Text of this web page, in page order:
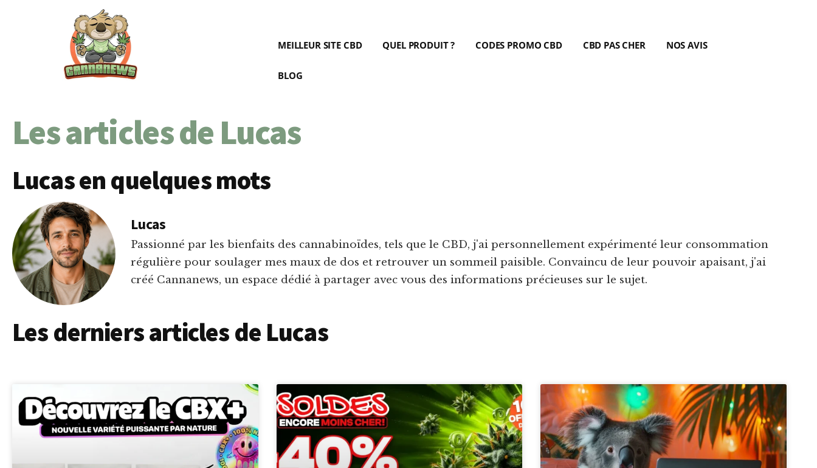
MEILLEUR SITE CBD QUEL PRODUIT ? CODES PROMO CBD CBD PAS CHER NOS AVIS
BLOG
Les articles de Lucas
Lucas en quelques mots
Lucas
Passionné par les bienfaits des cannabinoïdes, tels que le CBD, j'ai personnellement expérimenté leur consommation
régulière pour soulager mes maux de dos et retrouver un sommeil paisible. Convaincu de leur pouvoir apaisant, j'ai
créé Cannanews, un espace dédié à partager avec vous des informations précieuses sur le sujet.
Les derniers articles de Lucas